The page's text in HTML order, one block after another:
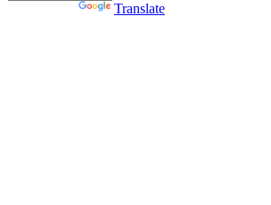
Translate